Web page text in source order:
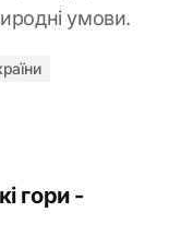
умови.
гори -